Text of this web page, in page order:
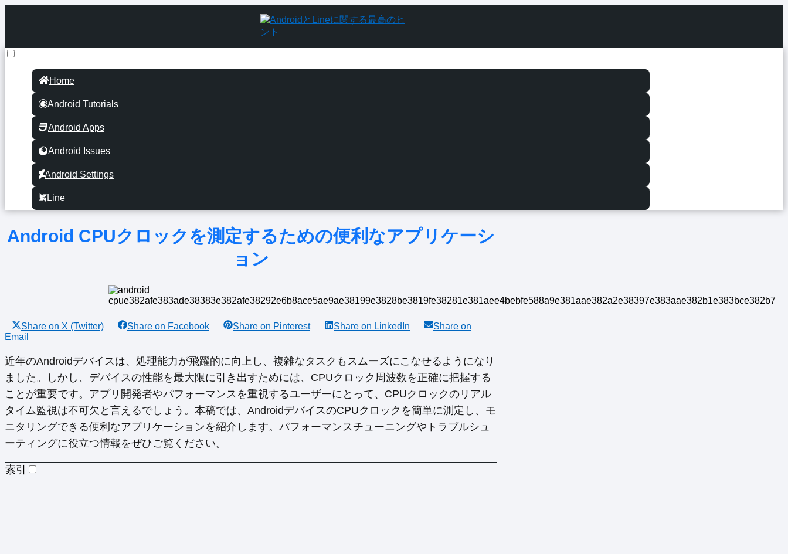
Home
Android Tutorials
Android Apps
Android Issues
Android Settings
Line
Android CPUクロックを測定するための便利なアプリケーシ
ョン
Share on X (Twitter) Share on Facebook Share on Pinterest Share on LinkedIn
Share on
Email
近年のAndroidデバイスは、処理能力が飛躍的に向上し、複雑なタスクもスムーズにこなせるようになり
ました。しかし、デバイスの性能を最大限に引き出すためには、CPUクロック周波数を正確に把握する
ことが重要です。アプリ開発者やパフォーマンスを重視するユーザーにとって、CPUクロックのリアル
タイム監視は不可欠と言えるでしょう。本稿では、AndroidデバイスのCPUクロックを簡単に測定し、モ
ニタリングできる便利なアプリケーションを紹介します。パフォーマンスチューニングやトラブルシュ
ーティングに役立つ情報をぜひご覧ください。
索引